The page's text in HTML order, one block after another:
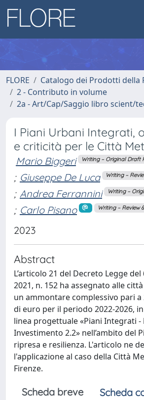
FLORE
Catalogo dei Prodotti della
2 - Contributo in volume
2a - Art/Cap/Saggio libro scient/
I Piani Urbani Integrati,
e criticità per le Città
Mario Biggeri Writing – Original Draft
; Giuseppe De Luca Writing –
; Andrea Ferrannini Writing –
; Carlo Pisano Writing – Review
2023
Abstract
L’articolo 21 del Decreto Legge
2021, n. 152 ha assegnato alle
un ammontare complessivo pari a
di euro per il periodo 2022-2026,
linea progettuale «Piani Integrati -
Investimento 2.2» nell’ambito del
ripresa e resilienza. L'articolo ne
l'applicazione al caso della Città
Firenze.
Scheda breve
Scheda